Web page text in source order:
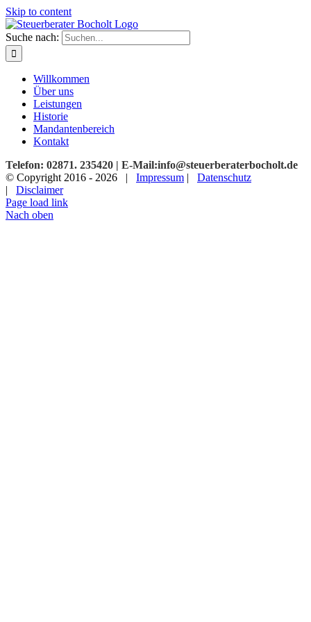
Skip to content
Suche nach:
Willkommen
Über uns
Leistungen
Historie
Mandantenbereich
Kontakt
Telefon: 02871. 235420 | E-Mail:info@steuerberaterbocholt.de
© Copyright 2016 - 2026 | Impressum | Datenschutz
| Disclaimer
Page load link
Nach oben